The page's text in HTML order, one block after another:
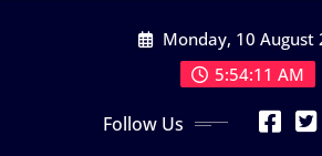
Monday, 10 August
5:54:13 AM
Follow Us